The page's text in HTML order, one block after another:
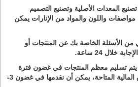
17 عاما من تصنيع المعدات الأصلية وتصنيع التصميم
واللون والمواد من الإنارات يمكن
من الأسئلة الخاصة بك عن المنتجات أو
خلال 24 ساعة.
يتم تسليم معظم المنتجات في غضون فترة
إذا الأوراق المالية المتاحة، يمكن أن نقدمها في غضون 3-